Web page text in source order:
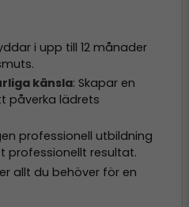
i upp till 12 månader
känsla: Skapar en
påverka lädrets
professionell utbildning
professionellt resultat.
allt du behöver för en